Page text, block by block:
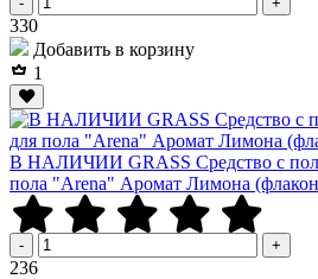
330Р
Добавить в корзину
1
В НАЛИЧИИ GRASS Средство с
пола "Arena" Аромат Лимона
- +
236Р